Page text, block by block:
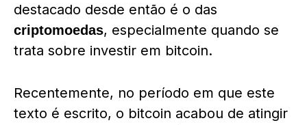
destacado desde então é o das
criptomoedas, especialmente quando se
trata sobre investir em bitcoin.
Recentemente, no período em que este
texto é escrito, o bitcoin acabou de atingir